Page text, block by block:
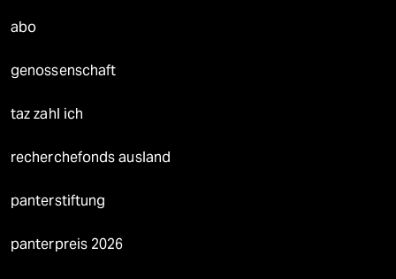
abo
genossenschaft
taz zahl ich
recherchefonds ausland
panterstiftung
panterpreis 2026